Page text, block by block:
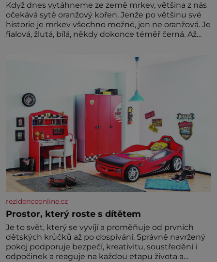
Když dnes vytáhneme ze země mrkev, většina z nás
očekává sytě oranžový kořen. Jenže po většinu své
historie je mrkev všechno možné, jen ne oranžová. Je
fialová, žlutá, bílá, někdy dokonce téměř černá. Až
nedokážeme představit. Její příběh je
rezidenceonline.cz
Prostor, který roste s dítětem
Je to svět, který se vyvíjí a proměňuje od prvních
dětských krůčků až po dospívání. Správně navržený
pokoj podporuje bezpečí, kreativitu, soustředění i
odpočinek a reaguje na každou etapu života a